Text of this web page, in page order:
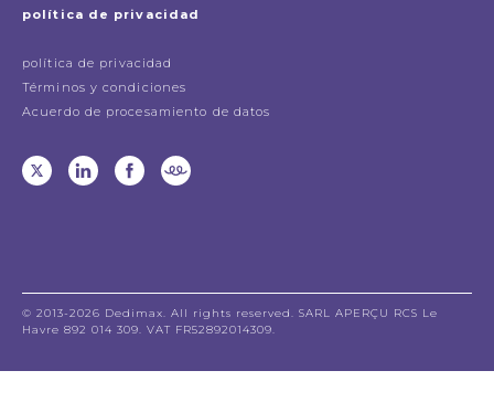
política de privacidad
política de privacidad
Términos y condiciones
Acuerdo de procesamiento de datos
© 2013-2026 Dedimax. All rights reserved. SARL APERÇU RCS Le
Havre 892 014 309. VAT FR52892014309.